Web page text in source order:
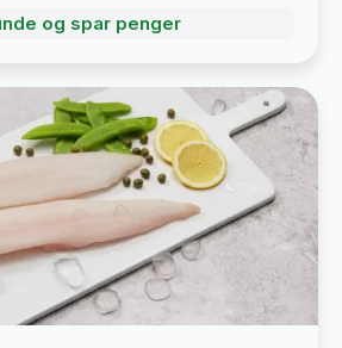
og spar penger